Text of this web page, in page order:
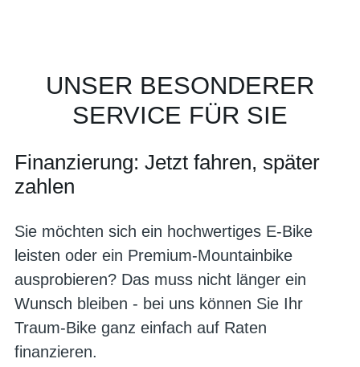
UNSER BESONDERER
SERVICE FÜR SIE
Finanzierung: Jetzt fahren, später
zahlen
Sie möchten sich ein hochwertiges E-Bike
leisten oder ein Premium-Mountainbike
ausprobieren? Das muss nicht länger ein
Wunsch bleiben - bei uns können Sie Ihr
Traum-Bike ganz einfach auf Raten
finanzieren.